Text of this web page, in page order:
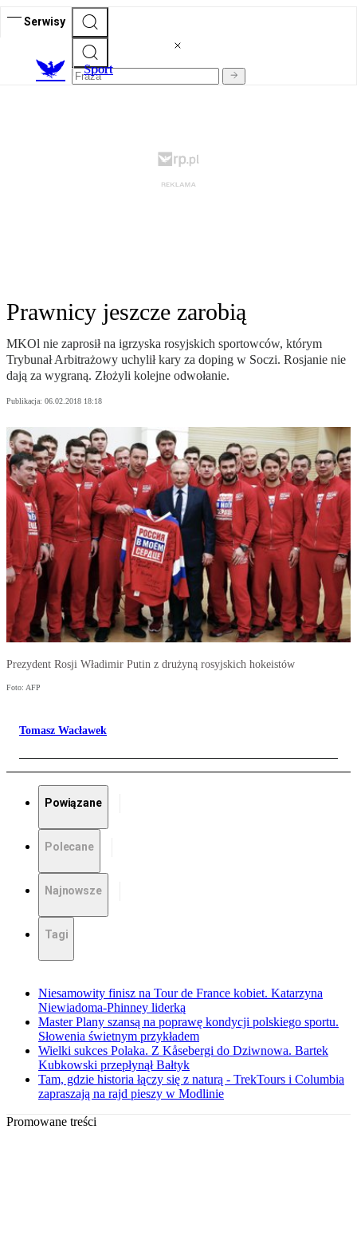
Serwisy
Sport
Prawnicy jeszcze zarobią
MKOl nie zaprosił na igrzyska rosyjskich sportowców, którym
Trybunał Arbitrażowy uchylił kary za doping w Soczi. Rosjanie nie
dają za wygraną. Złożyli kolejne odwołanie.
Publikacja: 06.02.2018 18:18
Prezydent Rosji Władimir Putin z drużyną rosyjskich hokeistów
Foto: AFP
Tomasz Wacławek
Powiązane
Polecane
Najnowsze
Tagi
Niesamowity finisz na Tour de France kobiet. Katarzyna
Niewiadoma-Phinney liderką
Master Plany szansą na poprawę kondycji polskiego sportu.
Słowenia świetnym przykładem
Wielki sukces Polaka. Z Kåsebergi do Dziwnowa. Bartek
Kubkowski przepłynął Bałtyk
Tam, gdzie historia łączy się z naturą - TrekTours i Columbia
zapraszają na rajd pieszy w Modlinie
Promowane treści